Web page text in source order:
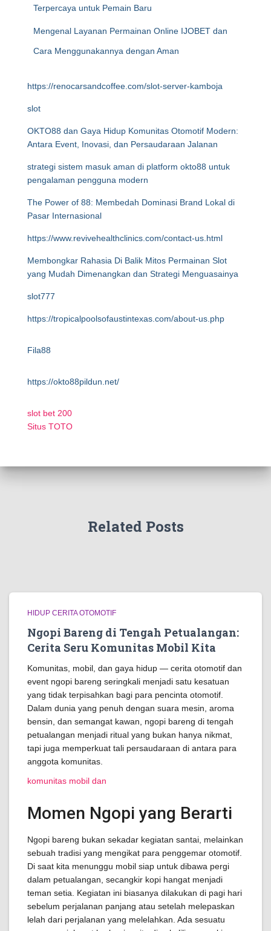
Terpercaya untuk Pemain Baru
Mengenal Layanan Permainan Online IJOBET dan
Cara Menggunakannya dengan Aman
https://renocarsandcoffee.com/slot-server-kamboja
slot
OKTO88 dan Gaya Hidup Komunitas Otomotif Modern:
Antara Event, Inovasi, dan Persaudaraan Jalanan
strategi sistem masuk aman di platform okto88 untuk
pengalaman pengguna modern
The Power of 88: Membedah Dominasi Brand Lokal di
Pasar Internasional
https://www.revivehealthclinics.com/contact-us.html
Membongkar Rahasia Di Balik Mitos Permainan Slot
yang Mudah Dimenangkan dan Strategi Menguasainya
slot777
https://tropicalpoolsofaustintexas.com/about-us.php
Fila88
https://okto88pildun.net/
slot bet 200
Situs TOTO
Related Posts
HIDUP CERITA OTOMOTIF
Ngopi Bareng di Tengah Petualangan:
Cerita Seru Komunitas Mobil Kita
Komunitas, mobil, dan gaya hidup — cerita otomotif dan
event ngopi bareng seringkali menjadi satu kesatuan
yang tidak terpisahkan bagi para pencinta otomotif.
Dalam dunia yang penuh dengan suara mesin, aroma
bensin, dan semangat kawan, ngopi bareng di tengah
petualangan menjadi ritual yang bukan hanya nikmat,
tapi juga memperkuat tali persaudaraan di antara para
anggota komunitas.
komunitas mobil dan
Momen Ngopi yang Berarti
Ngopi bareng bukan sekadar kegiatan santai, melainkan
sebuah tradisi yang mengikat para penggemar otomotif.
Di saat kita menunggu mobil siap untuk dibawa pergi
dalam petualangan, secangkir kopi hangat menjadi
teman setia. Kegiatan ini biasanya dilakukan di pagi hari
sebelum perjalanan panjang atau setelah melepaskan
lelah dari perjalanan yang melelahkan. Ada sesuatu